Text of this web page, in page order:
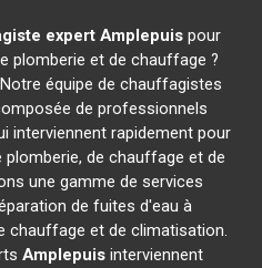
expert Amplepuis pour
plomberie et de chauffage ?
équipe de chauffagistes
de professionnels
interviennent rapidement pour
de chauffage et de
une gamme de services
de fuites d'eau à
chauffage et de climatisation.
Amplepuis interviennent